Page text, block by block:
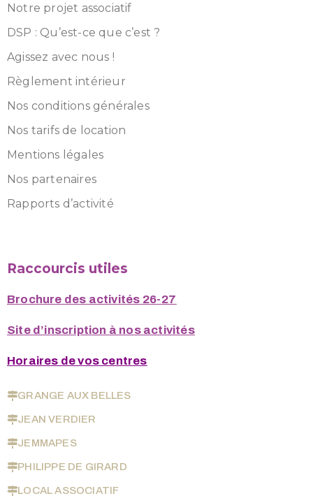
Notre projet associatif
DSP : Qu’est-ce que c’est ?
Agissez avec nous !
Règlement intérieur
Nos conditions générales
Nos tarifs de location
Mentions légales
Nos partenaires
Rapports d’activité
Raccourcis utiles
Brochure des activités 26-27
Site d’inscription à nos activités
Horaires de vos centres
GRANGE AUX BELLES
JEAN VERDIER
JEMMAPES
PHILIPPE DE GIRARD
LOCAL ASSOCIATIF